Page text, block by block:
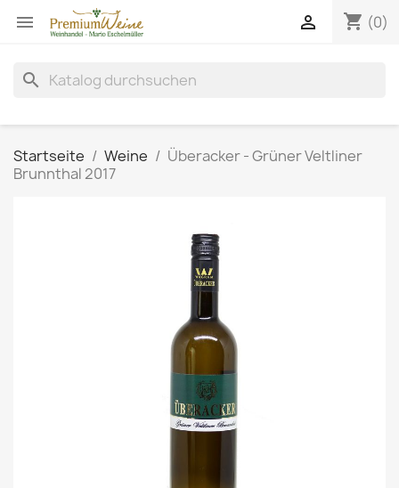
 shopping_cart (0)

search
Startseite Weine
Überacker - Grüner Veltliner
Brunnthal 2017